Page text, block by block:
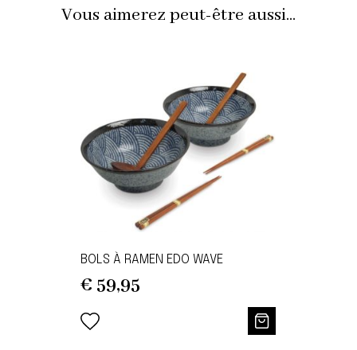
Vous aimerez peut-être aussi...
BOLS À RAMEN EDO WAVE
€ 59,95